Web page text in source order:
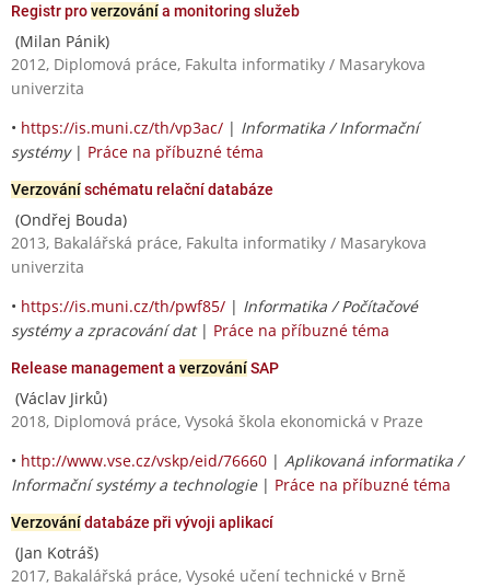
Registr proverzovánía monitoring služeb
(Milan Pánik)
2012, Diplomová práce, Fakulta informatiky / Masarykova
univerzita
• https://is.muni.cz/th/vp3ac/ | Informatika / Informační
systémy| Práce na příbuzné téma
Verzováníschématu relační databáze
(Ondřej Bouda)
2013, Bakalářská práce, Fakulta informatiky / Masarykova
univerzita
• https://is.muni.cz/th/pwf85/ | Informatika / Počítačové
systémy a zpracování dat| Práce na příbuzné téma
Release management a verzováníSAP
(Václav Jirků)
2018, Diplomová práce, Vysoká škola ekonomická v Praze
• http://www.vse.cz/vskp/eid/76660 | Aplikovaná informatika /
Informační systémy a technologie| Práce na příbuzné téma
Verzovánídatabáze při vývoji aplikací
(Jan Kotráš)
2017, Bakalářská práce, Vysoké učení technické v Brně